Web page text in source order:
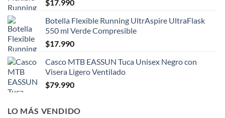
$17.990
Botella Flexible Running UltrAspire UltraFlask
550 ml Verde Compresible
$17.990
Casco MTB EASSUN Tuca Unisex Negro con
Visera Ligero Ventilado
$79.990
LO MÁS VENDIDO